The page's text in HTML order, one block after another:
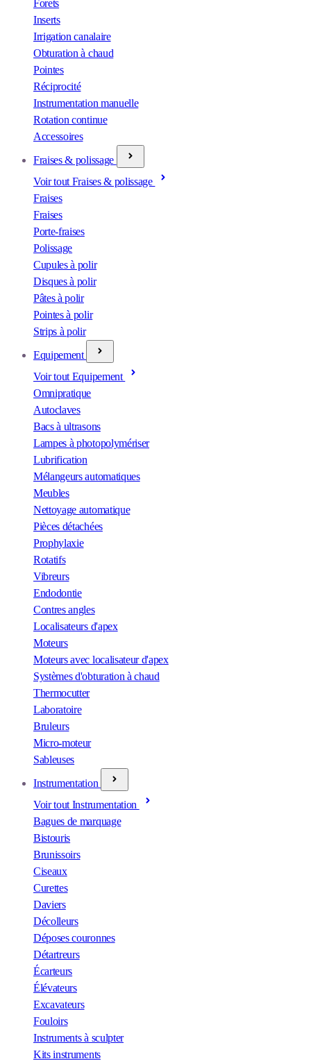
Forets
Inserts
Irrigation canalaire
Obturation à chaud
Pointes
Réciprocité
Instrumentation manuelle
Rotation continue
Accessoires
Fraises & polissage
Voir tout Fraises & polissage
Fraises
Fraises
Porte-fraises
Polissage
Cupules à polir
Disques à polir
Pâtes à polir
Pointes à polir
Strips à polir
Equipement
Voir tout Equipement
Omnipratique
Autoclaves
Bacs à ultrasons
Lampes à photopolymériser
Lubrification
Mélangeurs automatiques
Meubles
Nettoyage automatique
Pièces détachées
Prophylaxie
Rotatifs
Vibreurs
Endodontie
Contres angles
Localisateurs d'apex
Moteurs
Moteurs avec localisateur d'apex
Systèmes d'obturation à chaud
Thermocutter
Laboratoire
Bruleurs
Micro-moteur
Sableuses
Instrumentation
Voir tout Instrumentation
Bagues de marquage
Bistouris
Brunissoirs
Ciseaux
Curettes
Daviers
Décolleurs
Déposes couronnes
Détartreurs
Écarteurs
Élévateurs
Excavateurs
Fouloirs
Instruments à sculpter
Kits instruments